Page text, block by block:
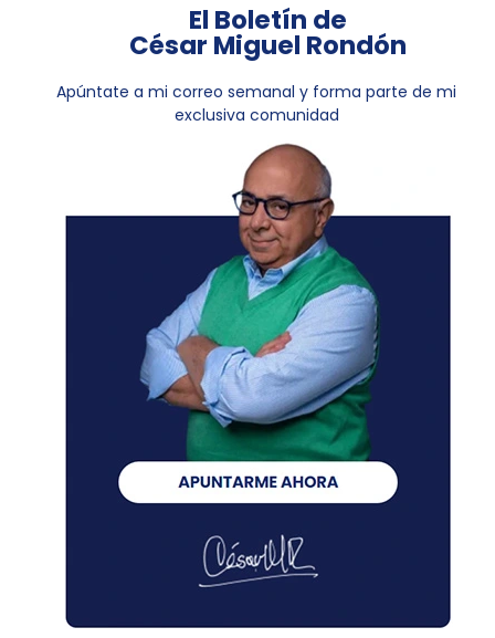
El Boletín de
César Miguel Rondón
Apúntate a mi correo semanal y forma parte de mi
exclusiva comunidad